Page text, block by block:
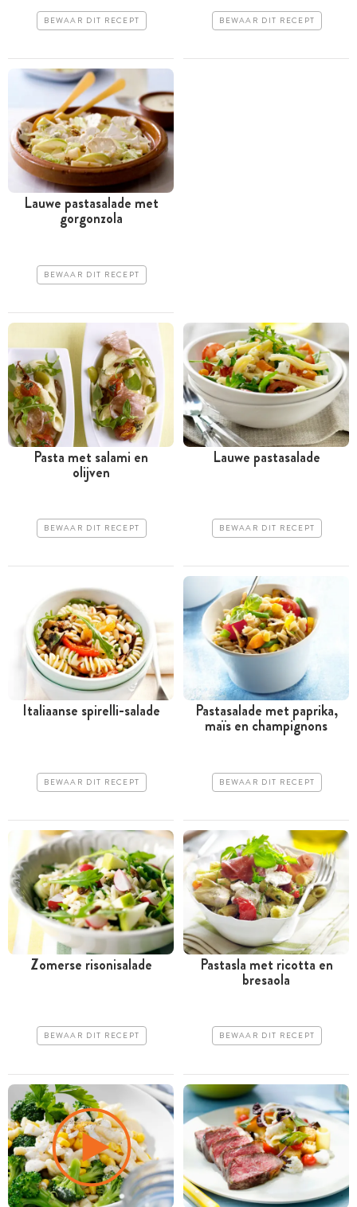
BEWAAR DIT RECEPT BEWAAR DIT RECEPT
Lauwe pastasalade met
gorgonzola
BEWAAR DIT RECEPT
Pasta met salami en
olijven
BEWAAR DIT RECEPT
Lauwe pastasalade
BEWAAR DIT RECEPT
Italiaanse spirelli-salade
BEWAAR DIT RECEPT
Pastasalade met paprika,
maïs en champignons
BEWAAR DIT RECEPT
Zomerse risonisalade
BEWAAR DIT RECEPT
Pastasla met ricotta en
bresaola
BEWAAR DIT RECEPT